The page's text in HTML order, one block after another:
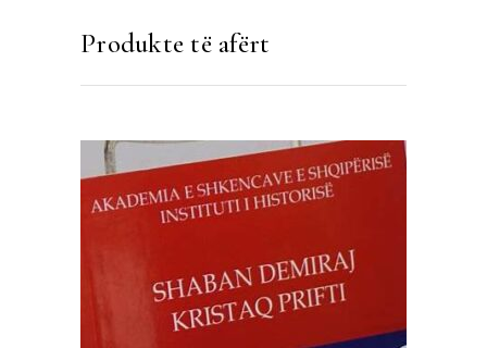
Produkte të afërt